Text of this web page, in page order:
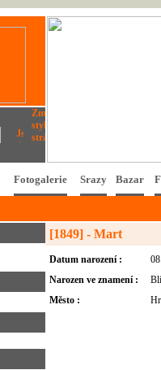
Fotogalerie Srazy Bazar
[1849] - Mart
Datum narození :
Narozen ve znamení :
Město :